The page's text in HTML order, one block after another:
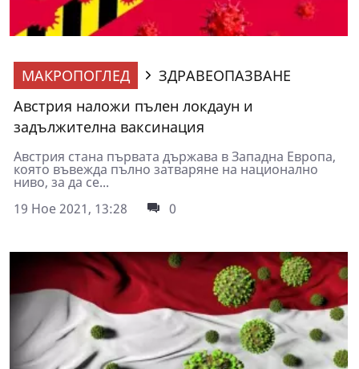
МАКРОПОГЛЕД
ЗДРАВЕОПАЗВАНЕ
Австрия наложи пълен локдаун и
задължителна ваксинация
Австрия стана първата държава в Западна Европа,
която въвежда пълно затваряне на национално
ниво, за да се...
19 Ное 2021, 13:28
0